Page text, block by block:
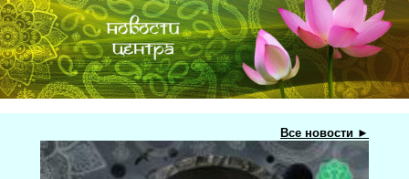
Все новости ►